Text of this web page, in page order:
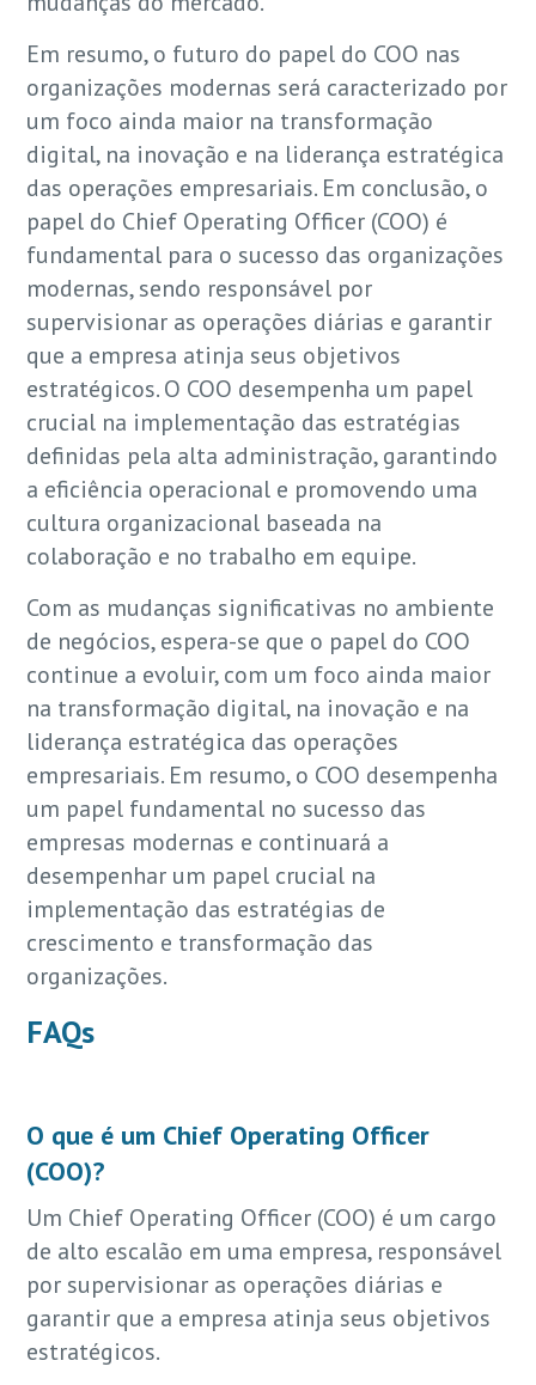
Em resumo, o futuro do papel do COO nas
organizações modernas será caracterizado por
um foco ainda maior na transformação
digital, na inovação e na liderança estratégica
das operações empresariais. Em conclusão, o
papel do Chief Operating Officer (COO) é
fundamental para o sucesso das organizações
modernas, sendo responsável por
supervisionar as operações diárias e garantir
que a empresa atinja seus objetivos
estratégicos. O COO desempenha um papel
crucial na implementação das estratégias
definidas pela alta administração, garantindo
a eficiência operacional e promovendo uma
cultura organizacional baseada na
colaboração e no trabalho em equipe.
Com as mudanças significativas no ambiente
de negócios, espera-se que o papel do COO
continue a evoluir, com um foco ainda maior
na transformação digital, na inovação e na
liderança estratégica das operações
empresariais. Em resumo, o COO desempenha
um papel fundamental no sucesso das
empresas modernas e continuará a
desempenhar um papel crucial na
implementação das estratégias de
crescimento e transformação das
organizações.
FAQs
O que é um Chief Operating Officer
(COO)?
Um Chief Operating Officer (COO) é um cargo
de alto escalão em uma empresa, responsável
por supervisionar as operações diárias e
garantir que a empresa atinja seus objetivos
estratégicos.